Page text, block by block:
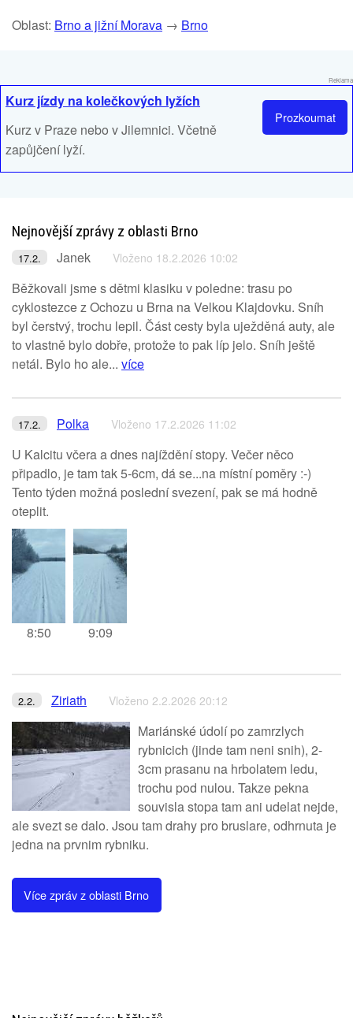
Oblast: Brno a jižní Morava → Brno
Reklama
Prozkoumat
Kurz jízdy na kolečkových lyžích
Kurz v Praze nebo v Jilemnici. Včetně
zapůjčení lyží.
Nejnovější zprávy z oblasti Brno
17.2. Janek Vloženo 18.2.2026 10:02
Běžkovali jsme s dětmi klasiku v poledne: trasu po
cyklostezce z Ochozu u Brna na Velkou Klajdovku. Sníh
byl čerstvý, trochu lepil. Část cesty byla uježděná auty, ale
to vlastně bylo dobře, protože to pak líp jelo. Sníh ještě
netál. Bylo ho ale... více
17.2. Polka Vloženo 17.2.2026 11:02
U Kalcitu včera a dnes najíždění stopy. Večer něco
připadlo, je tam tak 5-6cm, dá se...na místní poměry :-)
Tento týden možná poslední svezení, pak se má hodně
oteplit.
8:50 9:09
2.2. Ziriath Vloženo 2.2.2026 20:12
Mariánské údolí po zamrzlych
rybnicich (jinde tam neni snih), 2-
3cm prasanu na hrbolatem ledu,
trochu pod nulou. Takze pekna
souvisla stopa tam ani udelat nejde,
ale svezt se dalo. Jsou tam drahy pro bruslare, odhrnuta je
jedna na prvnim rybniku.
Více zpráv z oblasti Brno